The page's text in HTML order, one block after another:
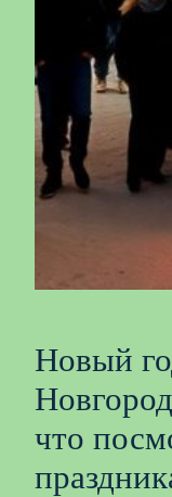
Новый
что